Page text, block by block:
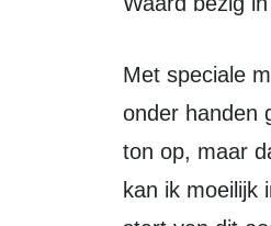
Met speciale machines wordt op deze locatie een stuk land van zestien hectare
onder handen
ton op, maar
kan ik moeilijk